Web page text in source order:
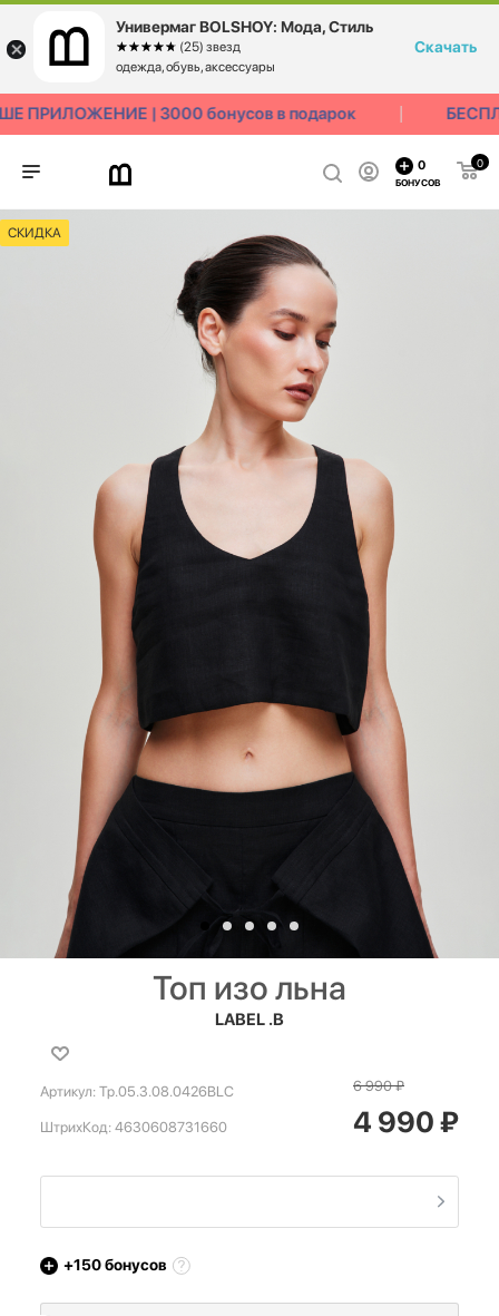
| 3000 бонусов в подарок
0
0
БОНУСОВ
СКИДКА
Топ изо льна
LABEL .B
Артикул: Tp.05.3.08.0426BLC
ШтрихКод: 4630608731660
6 990₽
4 990₽
+150бонусов
Универмаг BOLSHOY: Мода, Стиль
☆☆☆☆☆
★★★★★ (25) звезд
одежда, обувь, аксессуары
Скачать